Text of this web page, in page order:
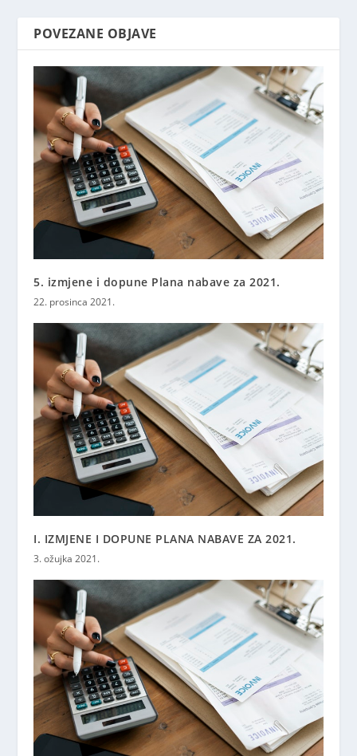
POVEZANE OBJAVE
5. izmjene i dopune Plana nabave za 2021.
22. prosinca 2021.
I. IZMJENE I DOPUNE PLANA NABAVE ZA 2021.
3. ožujka 2021.